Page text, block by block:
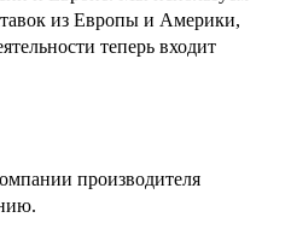
из Европы и Америки,
теперь входит
производителя